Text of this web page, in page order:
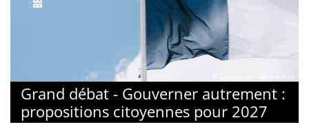
Grand débat - Gouverner autrement :
propositions citoyennes pour 2027